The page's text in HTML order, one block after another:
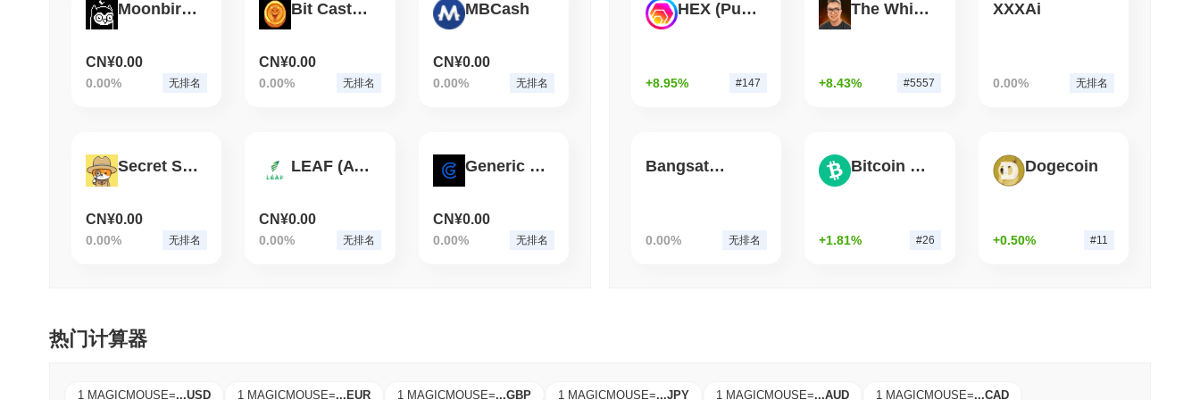
August 06 2026(1 day ago) 3 分钟阅读
Moonbirds NFT Index by MEXC
CN¥0.00
0.00% 无排名
Bit Castle War
CN¥0.00
0.00% 无排名
MBCash
CN¥0.00
0.00% 无排名
Secret Shiba
CN¥0.00
0.00% 无排名
LEAF (AVAX)
CN¥0.00
0.00% 无排名
Generic Coin
CN¥0.00
0.00% 无排名
HEX (Pulsechain)
+8.95% #147
The White Bull
+8.43% #5557
XXXAi
0.00% 无排名
Bangsat 666
0.00% 无排名
Bitcoin Cash
+1.81% #26
Dogecoin
+0.50% #11
热门计算器
1 MAGICMOUSE=...USD 1 MAGICMOUSE=...EUR 1 MAGICMOUSE=...GBP 1 MAGICMOUSE=...JPY 1 MAGICMOUSE=...AUD 1 MAGICMOUSE=...CAD